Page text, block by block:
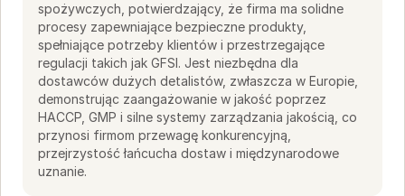
spożywczych, potwierdzający, że firma ma solidne
procesy zapewniające bezpieczne produkty,
spełniające potrzeby klientów i przestrzegające
regulacji takich jak GFSI. Jest niezbędna dla
dostawców dużych detalistów, zwłaszcza w Europie,
demonstrując zaangażowanie w jakość poprzez
HACCP, GMP i silne systemy zarządzania jakością, co
przynosi firmom przewagę konkurencyjną,
przejrzystość łańcucha dostaw i międzynarodowe
uznanie.